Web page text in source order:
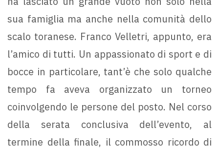
sua famiglia ma anche nella comunità dello
scalo toranese. Franco Velletri, appunto, era
l’amico di tutti. Un appassionato di sport e di
bocce in particolare, tant’è che solo qualche
tempo fa aveva organizzato un torneo
coinvolgendo le persone del posto. Nel corso
della serata conclusiva dell’evento, al
termine della finale, il commosso ricordo di